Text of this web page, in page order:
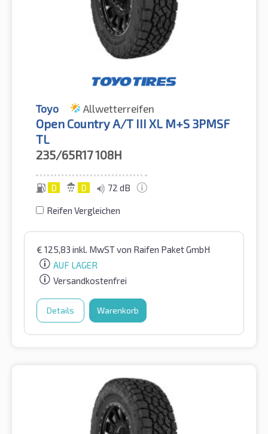
Toyo Allwetterreifen
Open Country A/T III XL M+S 3PMSF
TL
235/65R17108H
D D 72 dB
Reifen Vergleichen
€ 125,83 inkl. MwSTvon Raifen Paket GmbH
AUF LAGER
Versandkostenfrei
Details Warenkorb